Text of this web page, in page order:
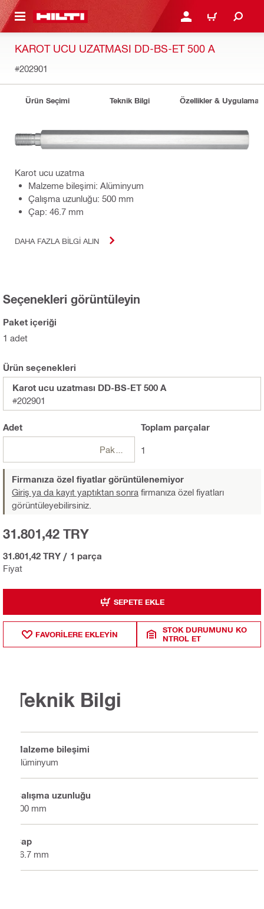
GEÇ GIRIŞ YAP YA DA KAYIT
SEPET
KAROT UCU UZATMASI DD-BS-ET 500 A
#202901
Ürün Seçimi Teknik Bilgi Özellikler &
Karot ucu uzatma
Malzeme bileşimi: Alüminyum
Çalışma uzunluğu: 500 mm
Çap: 46.7 mm
DAHA FAZLA BILGI ALIN
Seçenekleri görüntüleyin
Paket içeriği
1 adet
Ürün seçenekleri
Karot ucu uzatması DD-BS-ET 500 A
#202901
Adet Toplam parçalar
1
Firmanıza özel fiyatlar görüntülenemiyor
Giriş ya da kayıt yaptıktan sonra firmanıza özel fiyatları
görüntüleyebilirsiniz.
Fiyat
31.801,42 TRY
31.801,42 TRY / 1 parça
SEPETE EKLE
FAVORILERE EKLEYIN
STOK DURUMUNU KO
NTROL ET
Teknik Bilgi
Malzeme bileşimi
Alüminyum
Çalışma uzunluğu
500 mm
Çap
46.7 mm